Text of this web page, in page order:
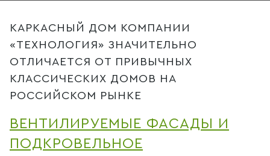
КАРКАСНЫЙ ДОМ КОМПАНИИ
«ТЕХНОЛОГИЯ» ЗНАЧИТЕЛЬНО
ОТЛИЧАЕТСЯ ОТ ПРИВЫЧНЫХ
КЛАССИЧЕСКИХ ДОМОВ НА
РОССИЙСКОМ РЫНКЕ
ВЕНТИЛИРУЕМЫЕ ФАСАДЫ И
ПОДКРОВЕЛЬНОЕ